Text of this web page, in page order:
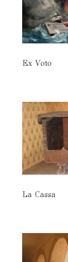
Ex Voto
La Cassa